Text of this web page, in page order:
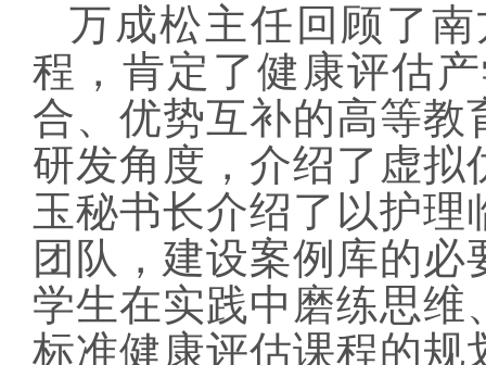
万成松主任回顾了
程，肯定了健康评估
合、优势互补的高等
研发角度，介绍了虚
玉秘书长介绍了以护
团队，建设案例库的
学生在实践中磨练思
标准健康评估课程的规